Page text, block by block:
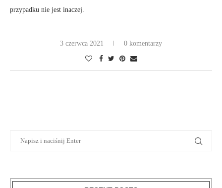
przypadku nie jest inaczej.
3 czerwca 2021 0 komentarzy